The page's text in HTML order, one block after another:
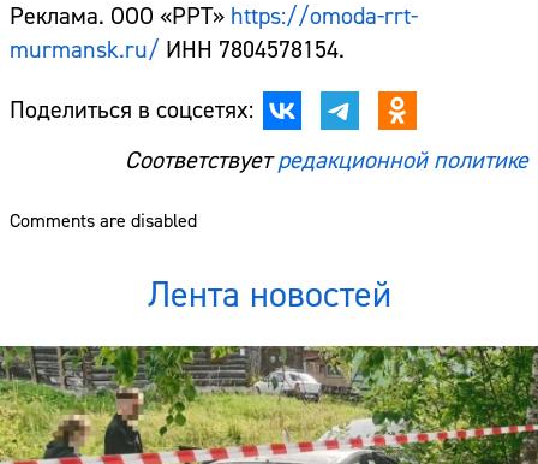
Реклама. ООО «РРТ» https://omoda-rrt-
murmansk.ru/ ИНН 7804578154.
Поделиться в соцсетях:
Соответствуетредакционной политике
Comments are disabled
Лента новостей